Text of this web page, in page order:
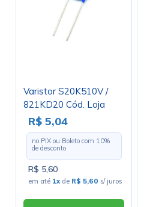
Varistor S20K510V /
821KD20 Cód. Loja
3884
R$ 5,04
no PIX ou Boleto com 10%
de desconto
R$ 5,60
em até 1x de R$ 5,60 s/ juros